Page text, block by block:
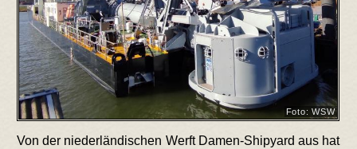
Foto: WSW
Von der niederländischen Werft Damen-Shipyard aus hat